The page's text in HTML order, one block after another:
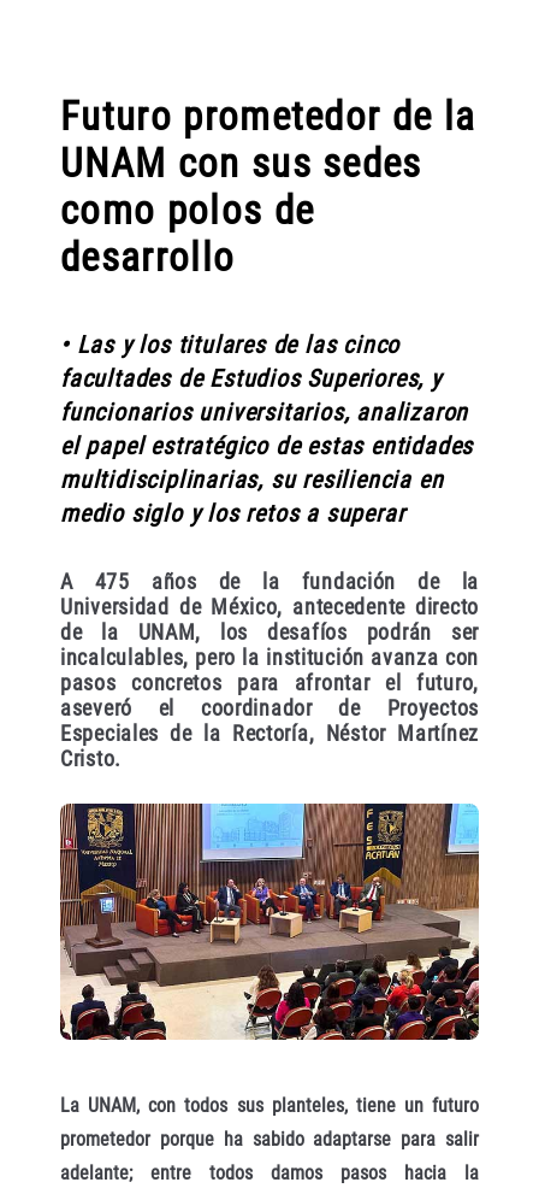
Futuro prometedor de la
UNAM con sus sedes
como polos de
desarrollo
• Las y los titulares de las cinco
facultades de Estudios Superiores, y
funcionarios universitarios, analizaron
el papel estratégico de estas entidades
multidisciplinarias, su resiliencia en
medio siglo y los retos a superar
A 475 años de la fundación de la
Universidad de México, antecedente directo
de la UNAM, los desafíos podrán ser
incalculables, pero la institución avanza con
pasos concretos para afrontar el futuro,
aseveró el coordinador de Proyectos
Especiales de la Rectoría, Néstor Martínez
Cristo.
La UNAM, con todos sus planteles, tiene un futuro
prometedor porque ha sabido adaptarse para salir
adelante; entre todos damos pasos hacia la